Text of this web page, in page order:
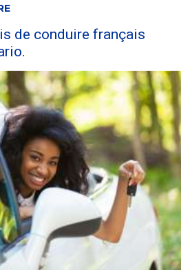
de conduire français